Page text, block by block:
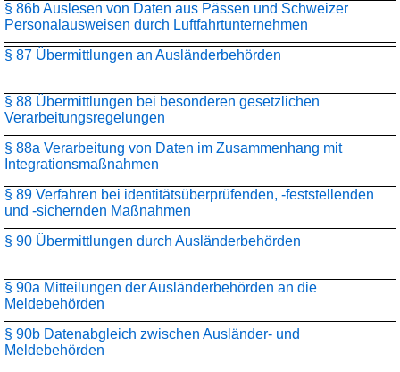
§ 86b Auslesen von Daten aus Pässen und Schweizer
Personalausweisen durch Luftfahrtunternehmen
§ 87 Übermittlungen an Ausländerbehörden
§ 88 Übermittlungen bei besonderen gesetzlichen
Verarbeitungsregelungen
§ 88a Verarbeitung von Daten im Zusammenhang mit
Integrationsmaßnahmen
§ 89 Verfahren bei identitätsüberprüfenden, -feststellenden
und -sichernden Maßnahmen
§ 90 Übermittlungen durch Ausländerbehörden
§ 90a Mitteilungen der Ausländerbehörden an die
Meldebehörden
§ 90b Datenabgleich zwischen Ausländer- und
Meldebehörden